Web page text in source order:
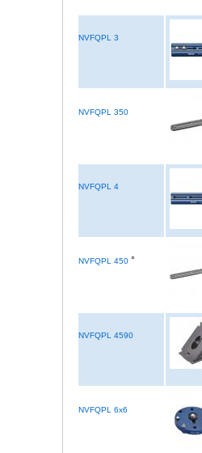
NVFQPL 3
NVFQPL 350
NVFQPL 4
NVFQPL 450 °
NVFQPL 4590
NVFQPL 6x6